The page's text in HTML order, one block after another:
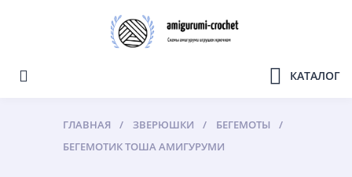
КАТАЛОГ
ГЛАВНАЯ ЗВЕРЮШКИ
БЕГЕМОТЫ
БЕГЕМОТИК ТОША АМИГУРУМИ